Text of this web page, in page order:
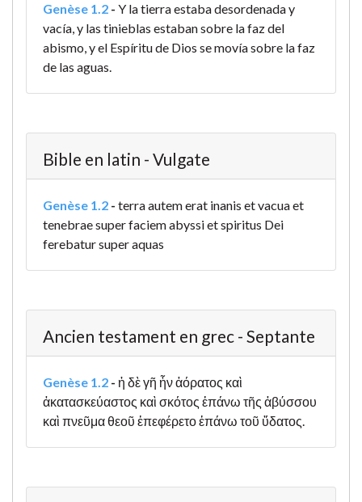
Genèse 1.2 - Y la tierra estaba desordenada y
vacía, y las tinieblas estaban sobre la faz del
abismo, y el Espíritu de Dios se movía sobre la faz
de las aguas.
Bible en latin - Vulgate
Genèse 1.2 - terra autem erat inanis et vacua et
tenebrae super faciem abyssi et spiritus Dei
ferebatur super aquas
Ancien testament en grec - Septante
Genèse 1.2 - ἡ δὲ γῆ ἦν ἀόρατος καὶ
ἀκατασκεύαστος καὶ σκότος ἐπάνω τῆς ἀβύσσου
καὶ πνεῦμα θεοῦ ἐπεφέρετο ἐπάνω τοῦ ὕδατος.